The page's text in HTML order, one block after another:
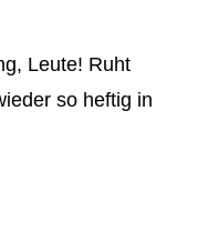
Leute! Ruht
so heftig in